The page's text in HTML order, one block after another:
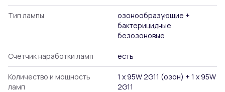
Тип лампы
озонообразующие +
бактерицидные
безозоновые
Счетчик наработки ламп есть
Количество и мощность
ламп
1 х 95W 2G11 (озон) + 1 х 95W
2G11